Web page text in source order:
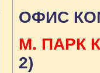
ОФИС
М. ПАРК
2)